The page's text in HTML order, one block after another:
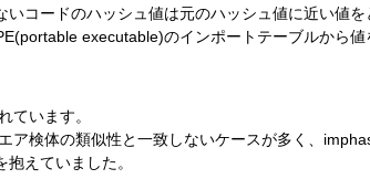
コードのハッシュ値は元のハッシュ値に近い値
executable)のインポートテーブルから
ています。
ア検体の類似性と一致しないケースが多く、
えていました。